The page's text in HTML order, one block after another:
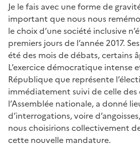
Je le fais avec une forme de
important que nous nous
le choix d’une société inclusive
premiers jours de l’année 2017.
été des mois de débats, certains
L’exercice démocratique intense
République que représente
immédiatement suivi de celle des
l’Assemblée nationale, a donné
d’interrogations, voire
nous choisirions collectivement
cette nouvelle mandature.